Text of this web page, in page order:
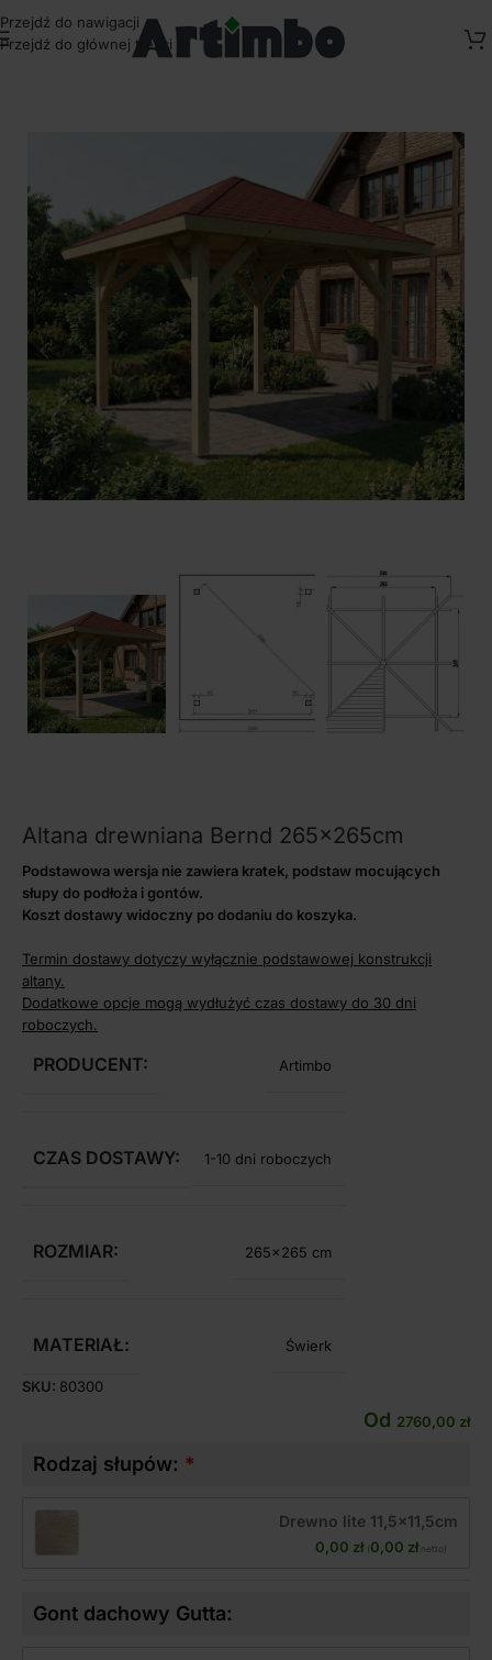
Przejdź do nawigacji
Przejdź do głównej treści
Strona główna/ Altany ogrodowe drewniane
Altana drewniana Bernd 265x265cm
Podstawowa wersja nie zawiera kratek, podstaw mocujących
słupy do podłoża i gontów.
Koszt dostawy widoczny po dodaniu do koszyka.
Termin dostawy dotyczy wyłącznie podstawowej konstrukcji
altany.
Dodatkowe opcje mogą wydłużyć czas dostawy do 30 dni
roboczych.
PRODUCENT: Artimbo
CZAS DOSTAWY: 1-10 dni roboczych
ROZMIAR: 265×265 cm
MATERIAŁ: Świerk
SKU: 80300
Od 2760,00 zł
Rodzaj słupów:
Drewno lite 11,5x11,5cm
0,00 zł ( 0,00 zł netto)
Gont dachowy Gutta: